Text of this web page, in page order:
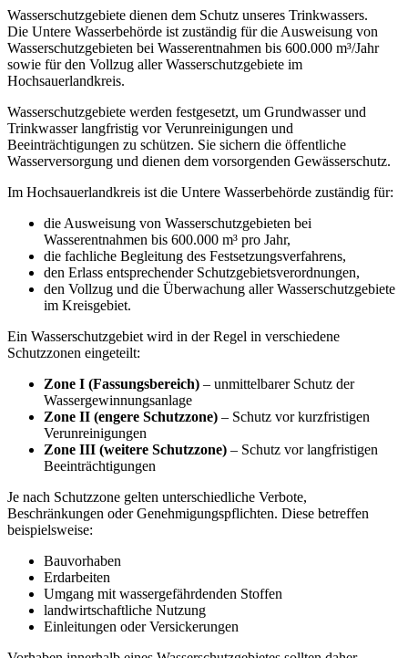
Wasserschutzgebiete dienen dem Schutz unseres Trinkwassers.
Die Untere Wasserbehörde ist zuständig für die Ausweisung von
Wasserschutzgebieten bei Wasserentnahmen bis 600.000 m³/Jahr
sowie für den Vollzug aller Wasserschutzgebiete im
Hochsauerlandkreis.
Wasserschutzgebiete werden festgesetzt, um Grundwasser und
Trinkwasser langfristig vor Verunreinigungen und
Beeinträchtigungen zu schützen. Sie sichern die öffentliche
Wasserversorgung und dienen dem vorsorgenden Gewässerschutz.
Im Hochsauerlandkreis ist die Untere Wasserbehörde zuständig für:
die Ausweisung von Wasserschutzgebieten bei
Wasserentnahmen bis 600.000 m³ pro Jahr,
die fachliche Begleitung des Festsetzungsverfahrens,
den Erlass entsprechender Schutzgebietsverordnungen,
den Vollzug und die Überwachung aller Wasserschutzgebiete
im Kreisgebiet.
Ein Wasserschutzgebiet wird in der Regel in verschiedene
Schutzzonen eingeteilt:
Zone I (Fassungsbereich) – unmittelbarer Schutz der
Wassergewinnungsanlage
Zone II (engere Schutzzone) – Schutz vor kurzfristigen
Verunreinigungen
Zone III (weitere Schutzzone) – Schutz vor langfristigen
Beeinträchtigungen
Je nach Schutzzone gelten unterschiedliche Verbote,
Beschränkungen oder Genehmigungspflichten. Diese betreffen
beispielsweise:
Bauvorhaben
Erdarbeiten
Umgang mit wassergefährdenden Stoffen
landwirtschaftliche Nutzung
Einleitungen oder Versickerungen